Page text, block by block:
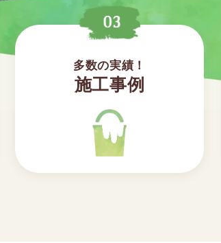
多数の実績！
施工事例